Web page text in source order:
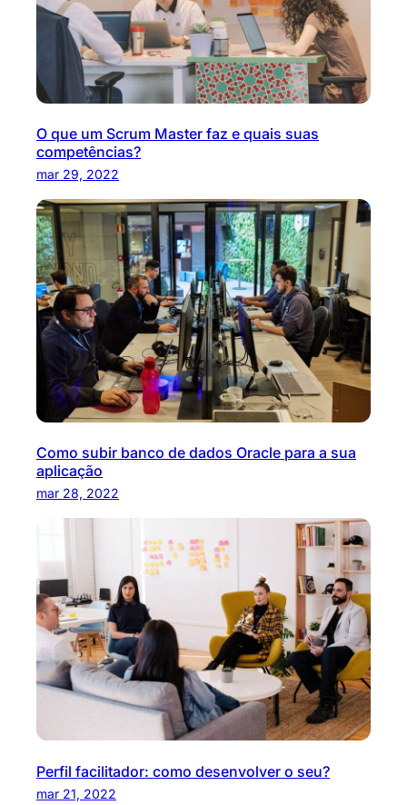
O que um Scrum Master faz e quais suas
competências?
mar 29, 2022
Como subir banco de dados Oracle para a sua
aplicação
mar 28, 2022
Perfil facilitador: como desenvolver o seu?
mar 21, 2022